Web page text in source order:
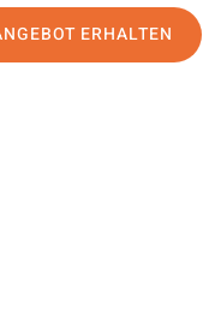
ERHALTEN